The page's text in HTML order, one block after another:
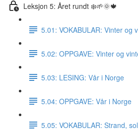
Leksjon 5: Året rundt ❄️🌱🌞🍁
5.01: VOKABULAR: Vinter og
5.02: OPPGAVE: Vinter og
5.03: LESING: Vår i Norge
5.04: OPPGAVE: Vår i Norge
5.05: VOKABULAR: Strand,